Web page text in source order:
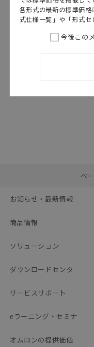
KM50 カタログ
（2026年1月以
降ご注文分）
2026/07/01更新
括ダペ
お知らせ・最新情報
商品情報
ソリューション
ダウンロードセンタ
サービスサポート
eラーニング・セミナ
オムロンの提供価値
各形式の最新の標準価
式仕様一覧」や「形式セ
今後この